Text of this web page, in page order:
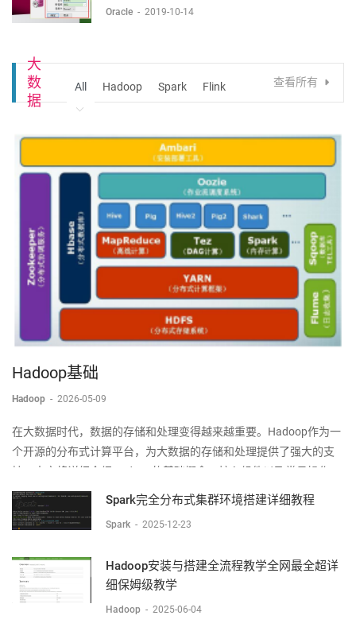
Oracle - 2019-10-14
大
数
据
All Hadoop Spark Flink 查看所有
Hadoop基础
Hadoop - 2026-05-09
在大数据时代，数据的存储和处理变得越来越重要。Hadoop作为一
个开源的分布式计算平台，为大数据的存储和处理提供了强大的支
持。本文将详细介绍Hadoop的基础概念、核心组件以及常见操作，
帮助初学者快速入门Hadoop。1. Hadoop简介Hadoop是一个由
Apache基金会所开发的分布式系统基础
Spark完全分布式集群环境搭建详细教程
Spark - 2025-12-23
Hadoop安装与搭建全流程教学全网最全超详
细保姆级教学
Hadoop - 2025-06-04